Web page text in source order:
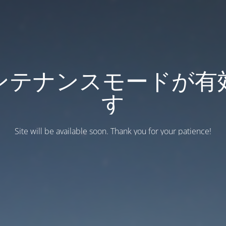
テナンスモードが有
す
Site will be available soon. Thank you for your patience!